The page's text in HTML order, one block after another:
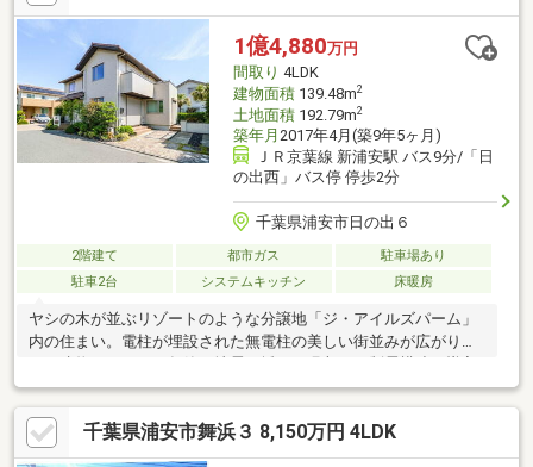
す。ご内見の際は、担当までお気軽にお問合せください。空室の
ため、いつでもご見学できます。ご内見の際は、担当までお気軽
にお問い合わせください。
1億4,880万円
間取り 4LDK
建物面積139.48m2
土地面積192.79m2
築年月 2017年4月(築9年5ヶ月)
ＪＲ京葉線 新浦安駅 バス9分/「日
の出西」バス停 停歩2分
千葉県浦安市日の出６
2階建て 都市ガス
駐車場あり
駐車2台
システムキッチン 床暖房
ヤシの木が並ぶリゾートのような分譲地「ジ・アイルズパーム」
内の住まい。電柱が埋設された無電柱の美しい街並みが広がりま
したパナソニックホームズ施工の２階建です。街区全体に「静的
締固め砂杭工法・SAVEコンポーザー工法」を用いた液状化対策が
施されているのも大きな特徴です。敷地は南西・北東・北西公道
に面した開放的な三方角地で、カースペースは２台分を確保（要
千葉県浦安市舞浜３ 8,150万円 4LDK